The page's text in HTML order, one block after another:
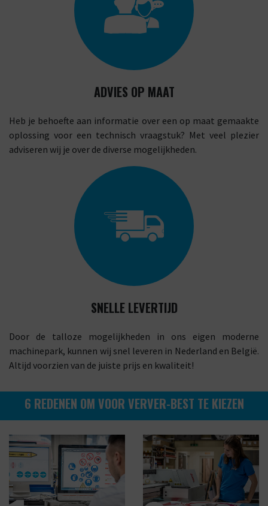
ADVIES OP MAAT
Heb je behoefte aan informatie over een op maat gemaakte
oplossing voor een technisch vraagstuk? Met veel plezier
adviseren wij je over de diverse mogelijkheden.
SNELLE LEVERTIJD
Door de talloze mogelijkheden in ons eigen moderne
machinepark, kunnen wij snel leveren in Nederland en België.
Altijd voorzien van de juiste prijs en kwaliteit!
6 REDENEN OM VOOR VERVER-BEST TE KIEZEN